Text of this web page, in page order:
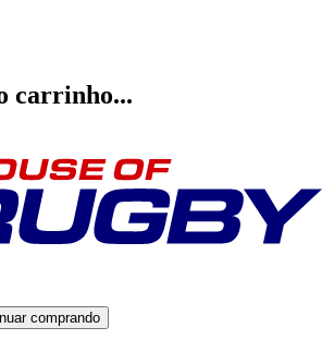
carrinho...
comprando